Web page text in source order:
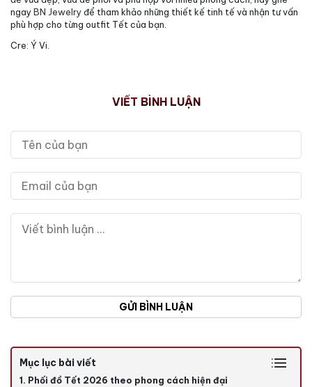
ngayBN Jewelryđể tham khảo những thiết kế tinh tế và nhận tư vấn
phù hợp cho từng outfit Tết của bạn.
Cre: Ý Vi.
VIẾT BÌNH LUẬN
GỬI BÌNH LUẬN
Mục lục bài viết
1. Phối đồ Tết 2026 theo phong cách hiện đại